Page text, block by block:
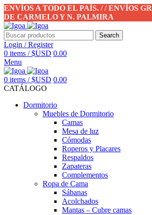
ENVÍOS A TODO EL PAÍS. / / ENVÍOS
DE CARMELO Y N. PALMIRA
Search
Login / Register
0 items / $USD 0.00
Menu
0 items / $USD 0.00
CATÁLOGO
Dormitorio
Muebles de Dormitorio
Camas
Mesa de luz
Cómodas
Roperos y Placares
Respaldos
Zapateras
Complementos
Ropa de Cama
Sábanas
Acolchados
Mantas – Cubre camas